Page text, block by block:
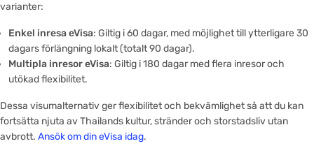
varianter:
Enkel inresa eVisa: Giltig i 60 dagar, med möjlighet till ytterligare 30
dagars förlängning lokalt (totalt 90 dagar).
Multipla inresor eVisa: Giltig i 180 dagar med flera inresor och
utökad flexibilitet.
Dessa visumalternativ ger flexibilitet och bekvämlighet så att du kan
fortsätta njuta av Thailands kultur, stränder och storstadsliv utan
avbrott. Ansök om din eVisa idag.